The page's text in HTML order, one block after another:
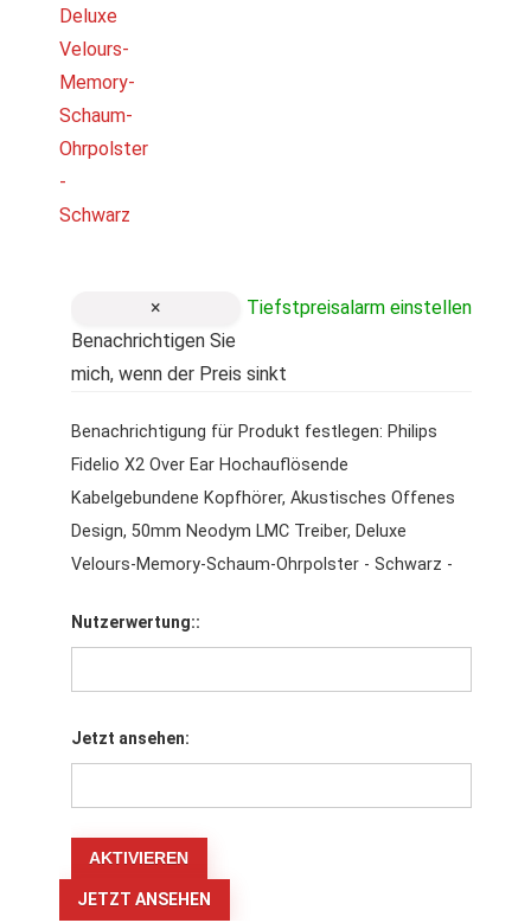
Tiefstpreisalarm einstellen
×
Benachrichtigen Sie
mich, wenn der Preis sinkt
Benachrichtigung für Produkt festlegen: Philips
Fidelio X2 Over Ear Hochauflösende
Kabelgebundene Kopfhörer, Akustisches Offenes
Design, 50mm Neodym LMC Treiber, Deluxe
Velours-Memory-Schaum-Ohrpolster - Schwarz -
Nutzerwertung::
Jetzt ansehen:
JETZT ANSEHEN